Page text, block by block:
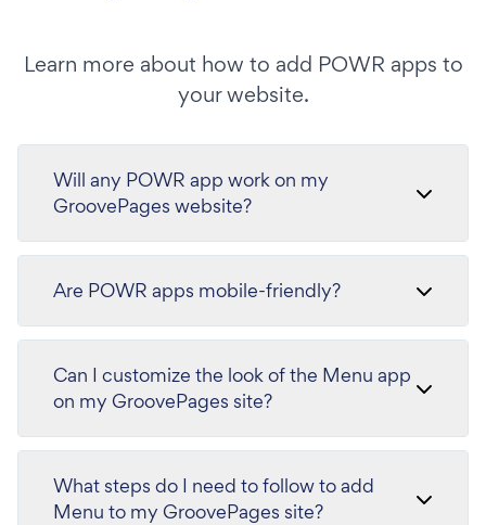
Learn more about how to add POWR apps to
your website.
Will any POWR app work on my
GroovePages website?
Are POWR apps mobile-friendly?
Can I customize the look of the Menu app
on my GroovePages site?
What steps do I need to follow to add
Menu to my GroovePages site?